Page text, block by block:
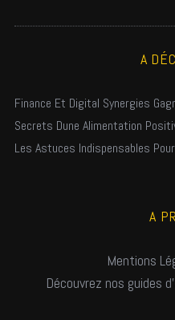
A
Finance Et Digital Synergies
Secrets Dune Alimentation
Les Astuces Indispensables
A
Mentions
Découvrez nos guides